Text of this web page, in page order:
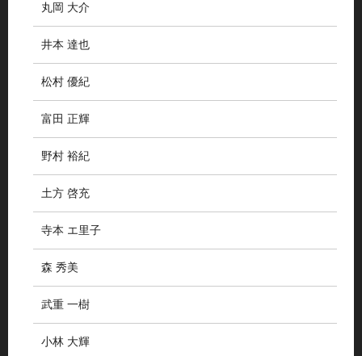
丸岡 大介
井本 達也
松村 優紀
富田 正輝
野村 裕紀
土方 啓充
寺本 エ里子
森 秀美
武重 一樹
小林 大輝